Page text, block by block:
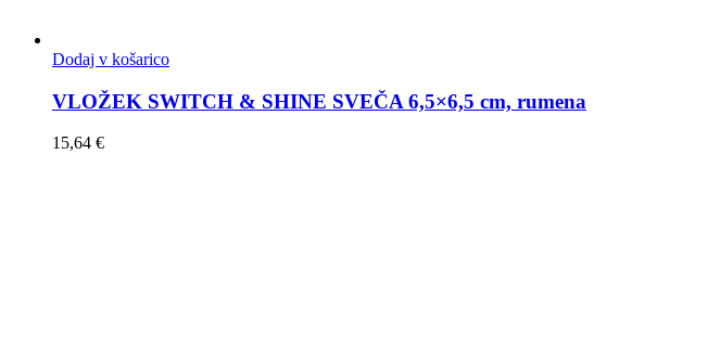
Dodaj v košarico
VLOŽEK SWITCH & SHINE SVEČA 6,5×6,5 cm, rumena
15,64 €